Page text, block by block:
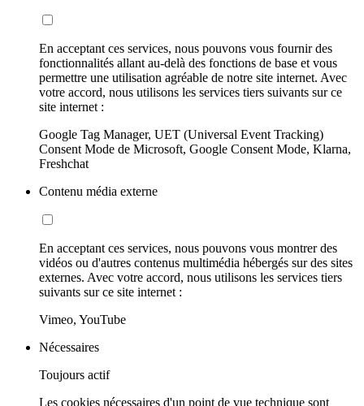
En acceptant ces services, nous pouvons vous fournir des
fonctionnalités allant au-delà des fonctions de base et vous
permettre une utilisation agréable de notre site internet. Avec
votre accord, nous utilisons les services tiers suivants sur ce
site internet :
Google Tag Manager, UET (Universal Event Tracking)
Consent Mode de Microsoft, Google Consent Mode, Klarna,
Freshchat
Contenu média externe
En acceptant ces services, nous pouvons vous montrer des
vidéos ou d'autres contenus multimédia hébergés sur des sites
externes. Avec votre accord, nous utilisons les services tiers
suivants sur ce site internet :
Vimeo, YouTube
Nécessaires
Toujours actif
Les cookies nécessaires d'un point de vue technique sont